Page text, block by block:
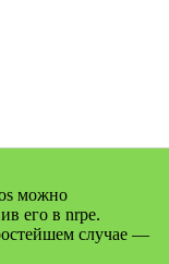
можно
его в nrpe.
случае —